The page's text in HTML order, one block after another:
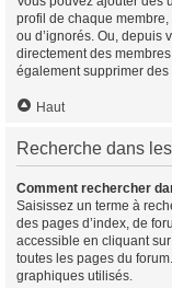
profil de chaque membre,
ou d’ignorés. Ou, depuis
directement des
également supprimer
Haut
Recherche dans
Comment rechercher
Saisissez un terme à
des pages d’index, de
accessible en cliquant
toutes les pages du
graphiques utilisés.